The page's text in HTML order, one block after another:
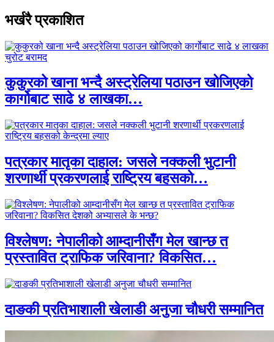
भर्खरै प्रकाशित
कुकुरको खाना भन्दै अस्ट्रेलिया पठाउन खोजिएको
कार्गोबाट साढे ४ लाखका…
पत्रकार मातृका दाहाल: जसले नक्कली भुटानी
शरणार्थी प्रकरणलाई राष्ट्रिय बहसको…
विश्लेषण: नेपालीको आम्दानीसँग मेल खान्छ त
प्रस्तावित ट्राफिक जरिवाना? विकसित…
दाङकी प्रतिभाशाली खेलाडी अनुजा चौधरी सम्मानित